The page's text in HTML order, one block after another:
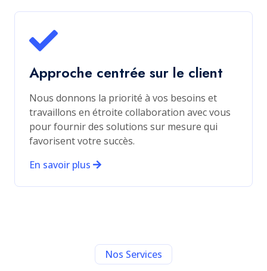
Approche centrée sur le client
Nous donnons la priorité à vos besoins et
travaillons en étroite collaboration avec vous
pour fournir des solutions sur mesure qui
favorisent votre succès.
En savoir plus
Nos Services